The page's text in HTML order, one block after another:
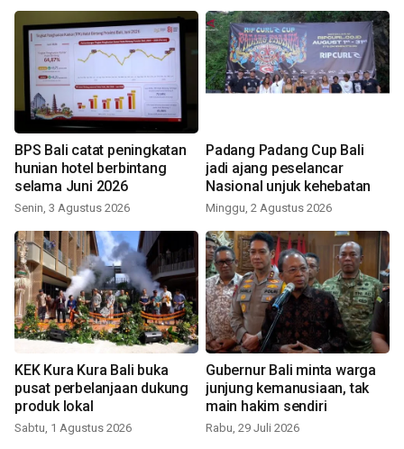
BPS Bali catat peningkatan
hunian hotel berbintang
selama Juni 2026
Senin, 3 Agustus 2026
Padang Padang Cup Bali
jadi ajang peselancar
Nasional unjuk kehebatan
Minggu, 2 Agustus 2026
KEK Kura Kura Bali buka
pusat perbelanjaan dukung
produk lokal
Sabtu, 1 Agustus 2026
Gubernur Bali minta warga
junjung kemanusiaan, tak
main hakim sendiri
Rabu, 29 Juli 2026